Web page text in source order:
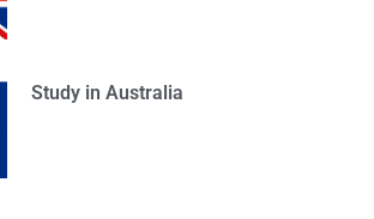
Study in Australia